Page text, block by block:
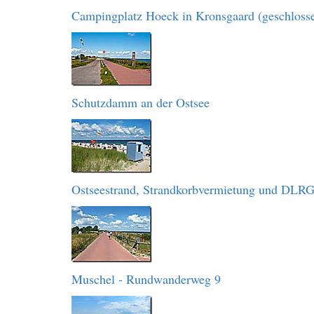
Campingplatz Hoeck in Kronsgaard
Schutzdamm an der Ostsee
Ostseestrand, Strandkorbvermietung und DLRG
Muschel - Rundwanderweg 9